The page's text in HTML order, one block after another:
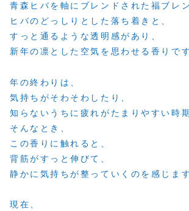
青森ヒバを軸にブレンドされた福ブレン
ヒバのどっしりとした落ち着きと、
すっと通るような透明感があり、
新年の凛とした空気を思わせる香りです
年の終わりは、
気持ちがそわそわしたり、
知らないうちに疲れがたまりやすい時期
そんなとき、
この香りに触れると、
背筋がすっと伸びて、
静かに気持ちが整っていくのを感じます
現在、